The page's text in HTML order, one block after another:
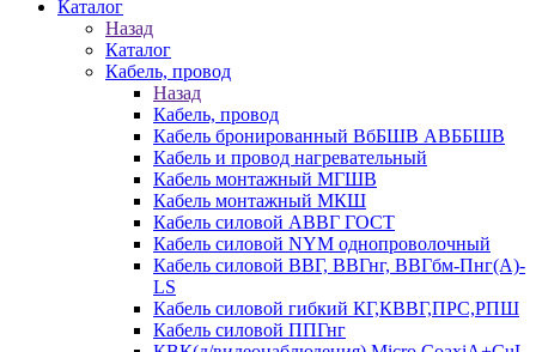
Каталог
Назад
Каталог
Кабель, провод
Назад
Кабель, провод
Кабель бронированный ВбБШВ АВББШВ
Кабель и провод нагревательный
Кабель монтажный МГШВ
Кабель монтажный МКШ
Кабель силовой АВВГ ГОСТ
Кабель силовой NYM однопроволочный
Кабель силовой ВВГ, ВВГнг, ВВГбм-Пнг(А)-
LS
Кабель силовой гибкий КГ,КВВГ,ПРС,РПШ
Кабель силовой ППГнг